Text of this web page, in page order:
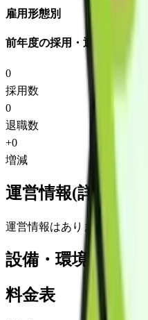
雇用形態別
前年度の採用・退職
0
採用数
0
退職数
+0
増減
運営情報(詳細)
運営情報はありません
設備・環境
料金表